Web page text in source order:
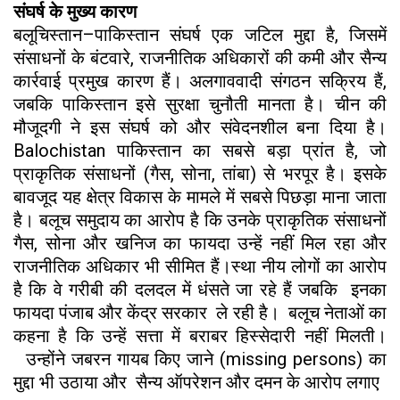
संघर्ष के मुख्य कारण
बलूचिस्तान–पाकिस्तान संघर्ष एक जटिल मुद्दा है, जिसमें
संसाधनों के बंटवारे, राजनीतिक अधिकारों की कमी और सैन्य
कार्रवाई प्रमुख कारण हैं। अलगाववादी संगठन सक्रिय हैं,
जबकि पाकिस्तान इसे सुरक्षा चुनौती मानता है। चीन की
मौजूदगी ने इस संघर्ष को और संवेदनशील बना दिया है।
Balochistan पाकिस्तान का सबसे बड़ा प्रांत है, जो
प्राकृतिक संसाधनों (गैस, सोना, तांबा) से भरपूर है। इसके
बावजूद यह क्षेत्र विकास के मामले में सबसे पिछड़ा माना जाता
है। बलूच समुदाय का आरोप है कि उनके प्राकृतिक संसाधनों
गैस, सोना और खनिज का फायदा उन्हें नहीं मिल रहा और
राजनीतिक अधिकार भी सीमित हैं।स्था नीय लोगों का आरोप
है कि वे गरीबी की दलदल में धंसते जा रहे हैं जबकि इनका
फायदा पंजाब और केंद्र सरकार ले रही है। बलूच नेताओं का
कहना है कि उन्हें सत्ता में बराबर हिस्सेदारी नहीं मिलती।
उन्होंने जबरन गायब किए जाने (missing persons) का
मुद्दा भी उठाया और सैन्य ऑपरेशन और दमन के आरोप लगाए